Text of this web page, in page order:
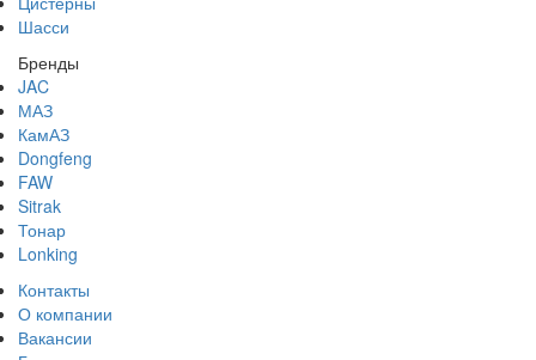
Шасси
Бренды
JAC
МАЗ
КамАЗ
Dongfeng
FAW
Sitrak
Тонар
Lonking
Контакты
О компании
Вакансии